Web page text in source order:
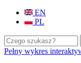
EN
PL
Formularz
Szukaj
Pełny wykres